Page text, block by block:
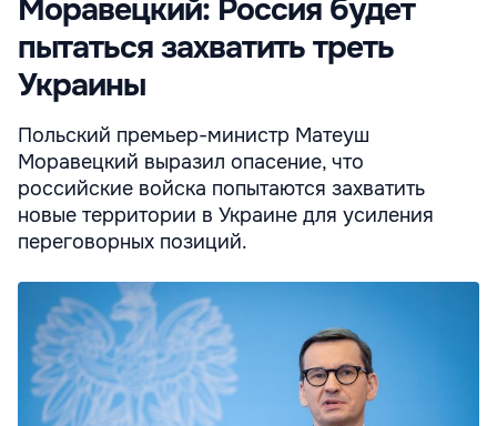
Моравецкий: Россия будет
пытаться захватить треть
Украины
Польский премьер-министр Матеуш
Моравецкий выразил опасение, что
российские войска попытаются захватить
новые территории в Украине для усиления
переговорных позиций.